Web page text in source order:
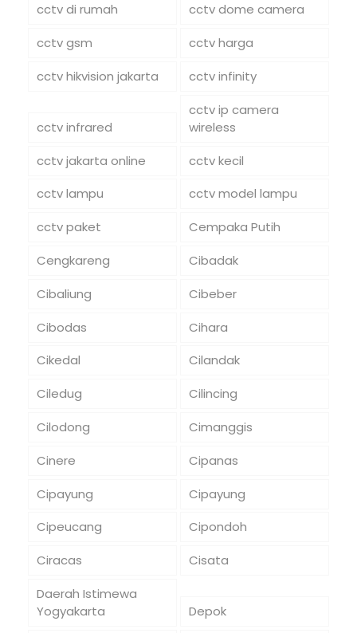
cctv di rumah
cctv dome camera
cctv gsm
cctv harga
cctv hikvision jakarta
cctv infinity
cctv infrared
cctv ip camera
wireless
cctv jakarta online
cctv kecil
cctv lampu
cctv model lampu
cctv paket
Cempaka Putih
Cengkareng
Cibadak
Cibaliung
Cibeber
Cibodas
Cihara
Cikedal
Cilandak
Ciledug
Cilincing
Cilodong
Cimanggis
Cinere
Cipanas
Cipayung
Cipayung
Cipeucang
Cipondoh
Ciracas
Cisata
Daerah Istimewa
Yogyakarta
Depok